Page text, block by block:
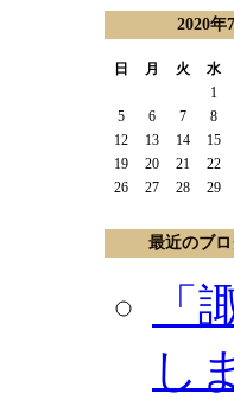
2020年
日 月 火 水
1
5
6 7 8
12
13 14 15
19
20 21 22
26
27 28 29
最近のブ
「
し